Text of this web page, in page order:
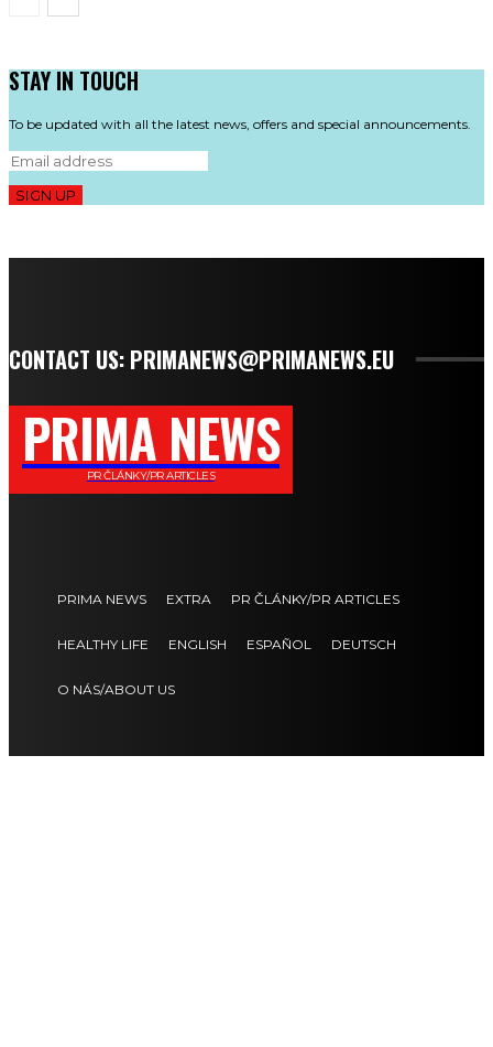
STAY IN TOUCH
To be updated with all the latest news, offers and special announcements.
SIGN UP
CONTACT US: PRIMANEWS@PRIMANEWS.EU
PRIMA NEWS
PR ČLÁNKY/PR ARTICLES
PRIMA NEWS EXTRA PR ČLÁNKY/PR ARTICLES
HEALTHY LIFE ENGLISH ESPAÑOL DEUTSCH
O NÁS/ABOUT US